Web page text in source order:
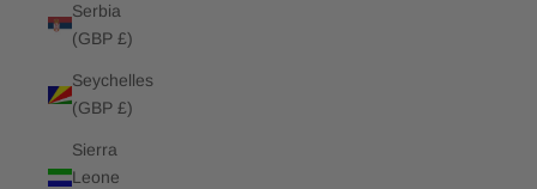
Serbia
(GBP £)
Seychelles
(GBP £)
Sierra
Leone